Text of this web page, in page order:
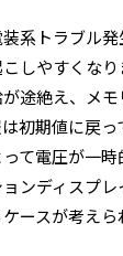
系トラブル
しやすくな
途絶え、メ
初期値に戻っ
て電圧が一
ンディスプ
ースが考えら